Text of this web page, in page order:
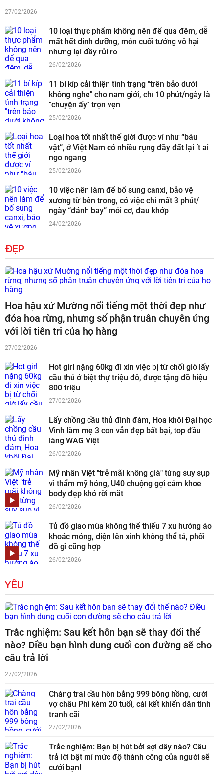
27/02/2026
10 loại thực phẩm không nên để qua đêm, dễ
mất hết dinh dưỡng, món cuối tưởng vô hại
nhưng lại đầy rủi ro
26/02/2026
11 bí kíp cải thiện tình trạng "trên bảo dưới
không nghe" cho nam giới, chỉ 10 phút/ngày là
"chuyện ấy" trọn vẹn
25/02/2026
Loại hoa tốt nhất thế giới được ví như “báu
vật”, ở Việt Nam có nhiều rụng đầy đất lại ít ai
ngó ngàng
25/02/2026
10 việc nên làm để bổ sung canxi, bảo vệ
xương từ bên trong, có việc chỉ mất 3 phút/
ngày “đánh bay” mỏi cơ, đau khớp
24/02/2026
ĐẸP
Hoa hậu xứ Mường nổi tiếng một thời đẹp như
đóa hoa rừng, nhưng số phận truân chuyên ứng
với lời tiên tri của họ hàng
27/02/2026
Hot girl nặng 60kg đi xin việc bị từ chối giờ lấy
cầu thủ ở biệt thự triệu đô, được tặng đồ hiệu
800 triệu
27/02/2026
Lấy chồng cầu thủ đình đám, Hoa khôi Đại học
Vinh làm mẹ 3 con vẫn đẹp bất bại, top đầu
làng WAG Việt
26/02/2026
Mỹ nhân Việt "trẻ mãi không già" từng suy sụp
vì thẩm mỹ hỏng, U40 chuộng gợi cảm khoe
body đẹp khó rời mắt
26/02/2026
Tủ đồ giao mùa không thể thiếu 7 xu hướng áo
khoác mỏng, diện lên xinh không thể tả, phối
đồ gì cũng hợp
26/02/2026
YÊU
Trắc nghiệm: Sau kết hôn bạn sẽ thay đổi thế
nào? Điều bạn hình dung cuối con đường sẽ cho
câu trả lời
27/02/2026
Chàng trai cầu hôn bằng 999 bông hồng, cưới
vợ châu Phi kém 20 tuổi, cái kết khiến dân tình
tranh cãi
27/02/2026
Trắc nghiệm: Bạn bị hút bởi sợi dây nào? Câu
trả lời bật mí mức độ thành công của người sẽ
cưới bạn!